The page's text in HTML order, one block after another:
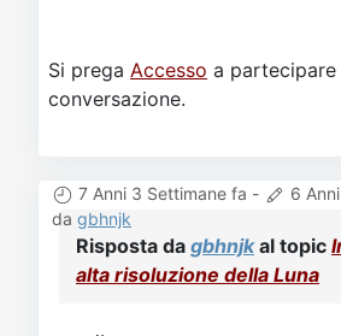
Si prega Accesso a partecipare
conversazione.
7 Anni 3 Settimane fa - 6
da gbhnjk
Risposta da gbhnjkal topic
alta risoluzione della Luna